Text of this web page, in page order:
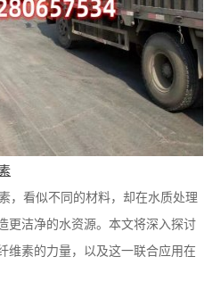
，看似不同的材料，却在水质处理
更洁净的水资源。本文将深入探讨
维素的力量，以及这一联合应用在